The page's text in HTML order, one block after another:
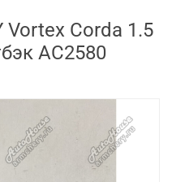
Vortex Corda 1.5
AC2580